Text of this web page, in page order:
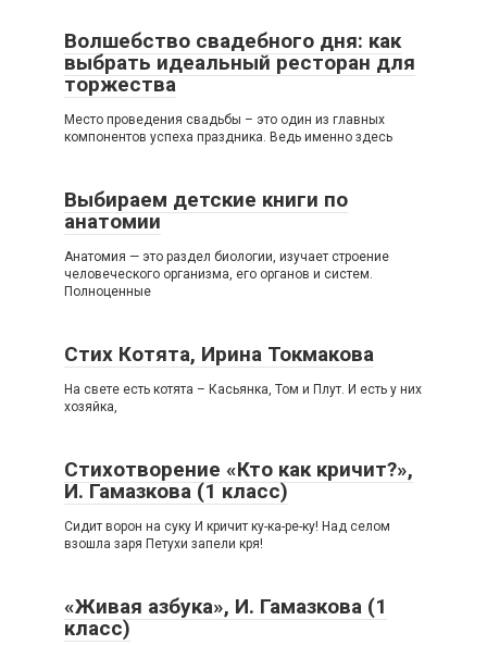
Волшебство свадебного дня: как
выбрать идеальный ресторан для
торжества
Место проведения свадьбы – это один из главных
компонентов успеха праздника. Ведь именно здесь
Выбираем детские книги по
анатомии
Анатомия — это раздел биологии, изучает строение
человеческого организма, его органов и систем.
Полноценные
Стих Котята, Ирина Токмакова
На свете есть котята – Касьянка, Том и Плут. И есть у них
хозяйка,
Стихотворение «Кто как кричит?»,
И. Гамазкова (1 класс)
Сидит ворон на суку И кричит ку-ка-ре-ку! Над селом
взошла заря Петухи запели кря!
«Живая азбука», И. Гамазкова (1
класс)